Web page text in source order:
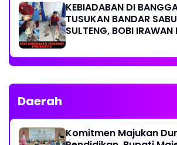
KEBIADABAN DI
TUSUKAN BANDAR
SULTENG, BOBI
KERAS KINERJA POLRI!
Daerah
Komitmen Majukan